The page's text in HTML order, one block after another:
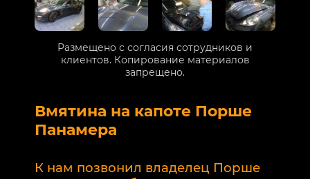
Вмятина на капоте Порше
Панамера
К нам позвонил владелец Порше
Размещено с согласия сотрудников и
клиентов. Копирование материалов
запрещено.